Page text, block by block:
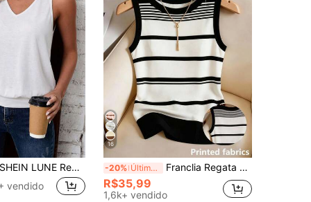
LUNE Regata Casual Versátil de Cor Sólida com Decote em V para Mulheres
vendido
16
-20% Últimos 2 dias Franclia Regata Ajustada e Confortável com Estampa de Listras em Contraste, Ideal para Verão, Férias e Uso Diário
R$35,99
1,6k+ vendido